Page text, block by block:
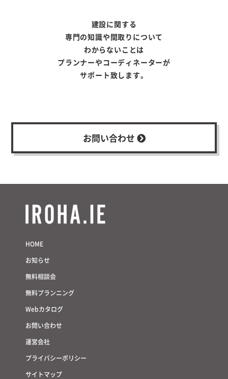
建設に関する
専門の知識や間取りについて
わからないことは
プランナーやコーディネーターが
サポート致します。
お問い合わせ
HOME
お知らせ
無料相談会
無料プランニング
Webカタログ
お問い合わせ
運営会社
プライバシーポリシー
サイトマップ